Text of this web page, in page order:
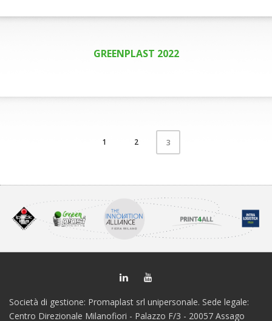
GREENPLAST 2022
1 2 3
Società di gestione: Promaplast srl unipersonale. Sede legale:
Centro Direzionale Milanofiori - Palazzo F/3 - 20057 Assago